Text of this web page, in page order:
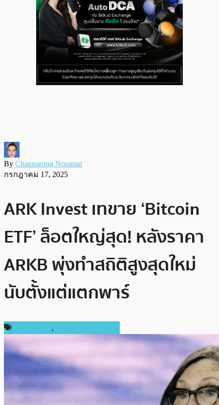
By Channarong Noramat
กรกฎาคม 17, 2025
ARK Invest เทขาย ‘Bitcoin
ETF’ ล็อตใหญ่สุด! หลังราคา
ARKB พุ่งทำสถิติสูงสุดใหม่
นับตั้งแต่แตกพาร์
,